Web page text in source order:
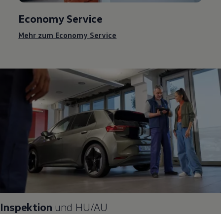
Economy Service
Mehr zum Economy Service
Inspektion und HU/AU